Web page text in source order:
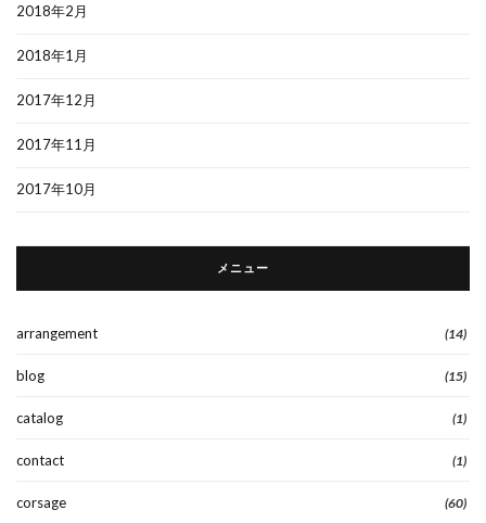
2018年2月
2018年1月
2017年12月
2017年11月
2017年10月
メニュー
arrangement (14)
blog (15)
catalog (1)
contact (1)
corsage (60)